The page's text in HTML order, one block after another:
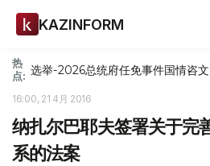
KAZINFORM
热
点: 选举-2026总统府任免事件国情咨文
16:00, 21 4月 2016
纳扎尔巴耶夫签署关于完
系的法案